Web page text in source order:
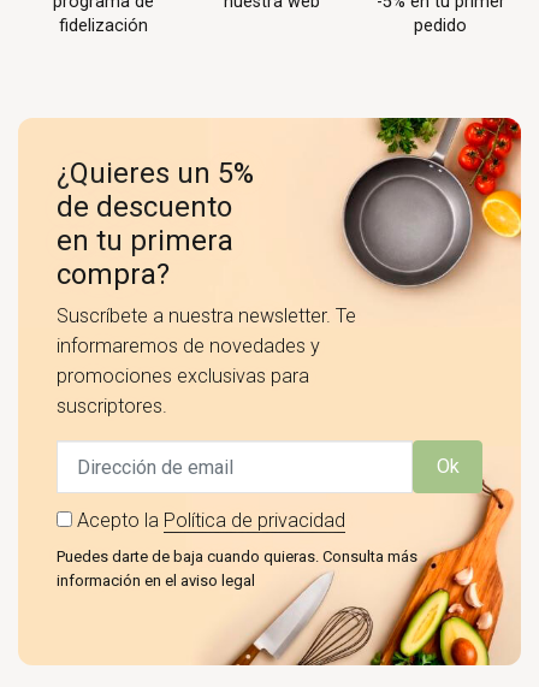
fidelización
pedido
¿Quieres un 5%
de descuento
en tu primera
compra?
Suscríbete a nuestra newsletter. Te
informaremos de novedades y
promociones exclusivas para
suscriptores.
Ok
Acepto la Política de privacidad
Puedes darte de baja cuando quieras. Consulta más
información en el aviso legal